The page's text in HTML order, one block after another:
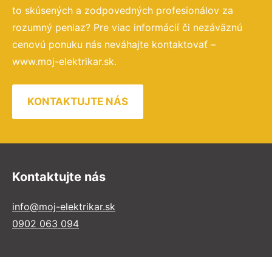
to skúsených a zodpovedných profesionálov za
rozumný peniaz? Pre viac informácií či nezáväznú
cenovú ponuku nás neváhajte kontaktovať –
www.moj-elektrikar.sk.
KONTAKTUJTE NÁS
Kontaktujte nás
info@moj-elektrikar.sk
0902 063 094